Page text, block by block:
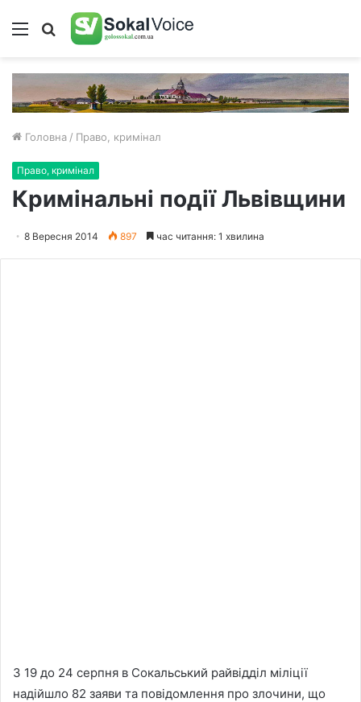
Меню Пошук
Головна / Право, кримінал
Право, кримінал
Кримінальні події Львівщини
8 Вересня 2014 897 час читання: 1 хвилина
З 19 до 24 серпня в Сокальський райвідділ міліції
надійшло 82 заяви та повідомлення про злочини, що